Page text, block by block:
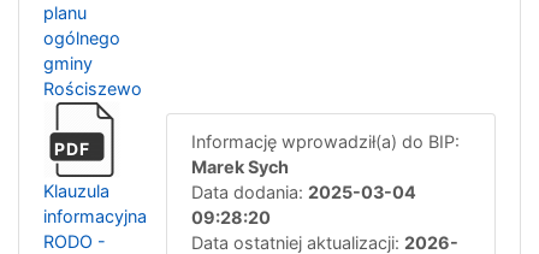
planu
ogólnego
gminy
Rościszewo
PDF
Klauzula
informacyjna
RODO -
Informację wprowadził(a) do BIP:
Marek Sych
Data dodania: 2025-03-04
09:28:20
Data ostatniej aktualizacji: 2026-